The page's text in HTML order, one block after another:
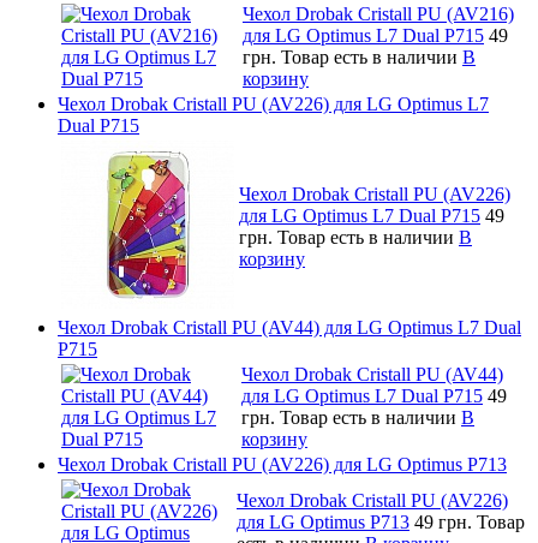
Чехол Drobak Cristall PU (AV216)
для LG Optimus L7 Dual P715 49
грн. Товар есть в наличии В
корзину
Чехол Drobak Cristall PU (AV226) для LG Optimus L7
Dual P715
Чехол Drobak Cristall PU (AV226)
для LG Optimus L7 Dual P715 49
грн. Товар есть в наличии В
корзину
Чехол Drobak Cristall PU (AV44) для LG Optimus L7 Dual
P715
Чехол Drobak Cristall PU (AV44)
для LG Optimus L7 Dual P715 49
грн. Товар есть в наличии В
корзину
Чехол Drobak Cristall PU (AV226) для LG Optimus P713
Чехол Drobak Cristall PU (AV226)
для LG Optimus P713 49 грн. Товар